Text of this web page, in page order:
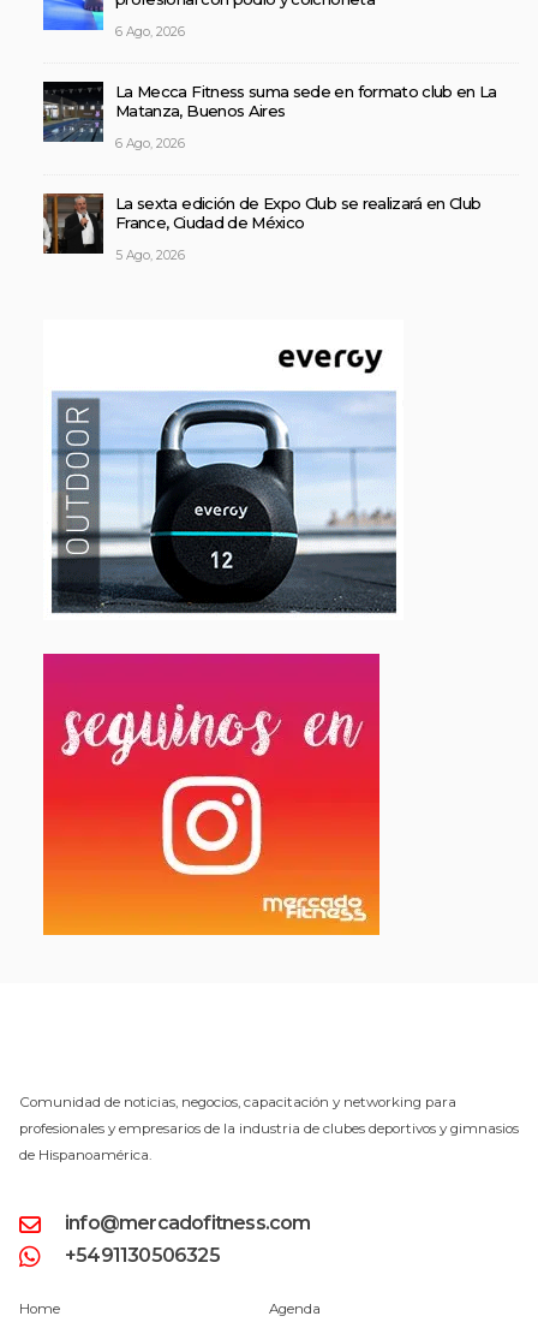
6 Ago, 2026
La Mecca Fitness suma sede en formato club en La
Matanza, Buenos Aires
6 Ago, 2026
La sexta edición de Expo Club se realizará en Club
France, Ciudad de México
5 Ago, 2026
Comunidad de noticias, negocios, capacitación y networking para
profesionales y empresarios de la industria de clubes deportivos y gimnasios
de Hispanoamérica.
info@mercadofitness.com
+5491130506325
Home Agenda